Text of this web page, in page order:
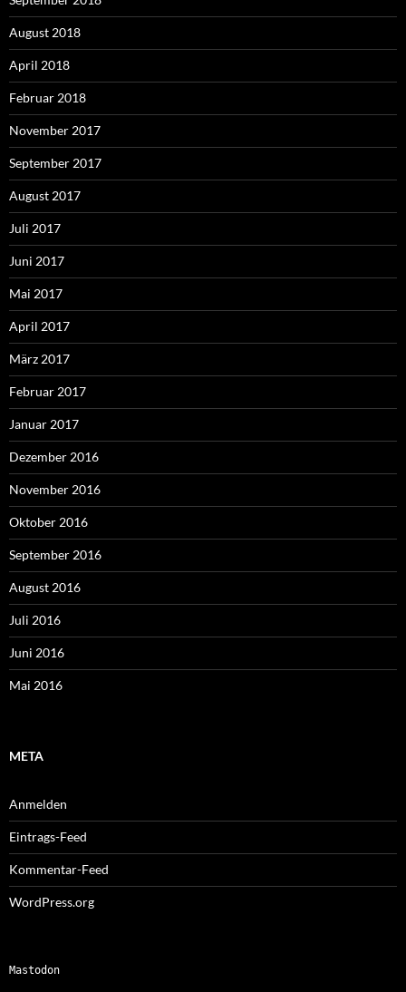
August 2018
April 2018
Februar 2018
November 2017
September 2017
August 2017
Juli 2017
Juni 2017
Mai 2017
April 2017
März 2017
Februar 2017
Januar 2017
Dezember 2016
November 2016
Oktober 2016
September 2016
August 2016
Juli 2016
Juni 2016
Mai 2016
META
Anmelden
Eintrags-Feed
Kommentar-Feed
WordPress.org
Mastodon